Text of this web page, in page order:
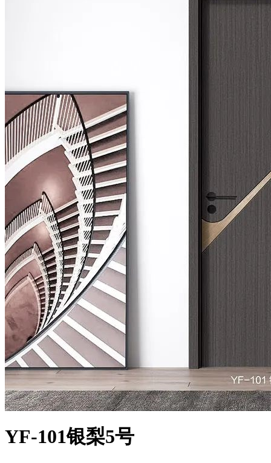
YF-101银梨5号